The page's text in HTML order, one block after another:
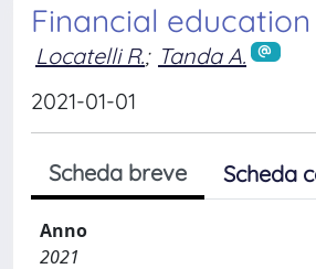
Financial
Locatelli R.; Tanda A.
2021-01-01
Scheda breve Scheda
Anno
2021